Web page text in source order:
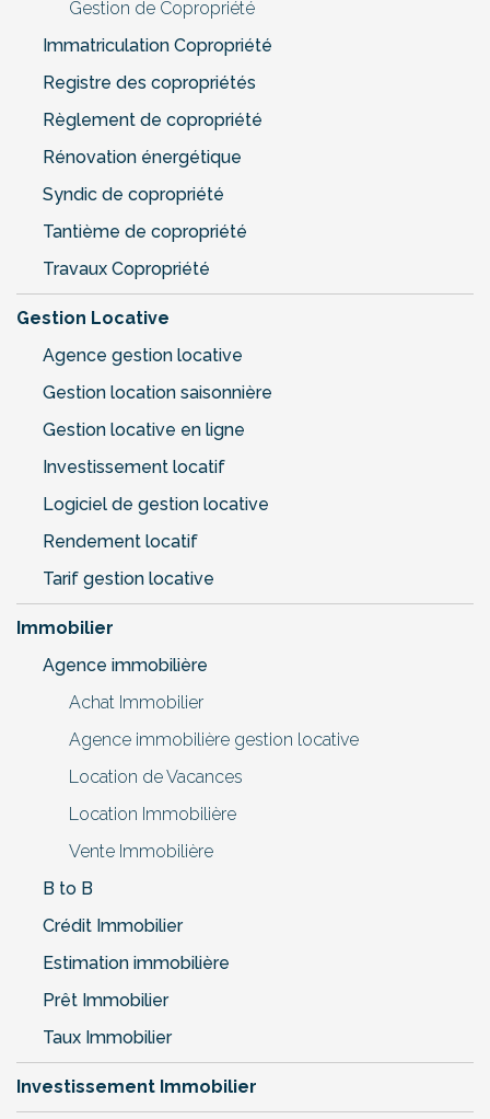
Gestion de Copropriété
Immatriculation Copropriété
Registre des copropriétés
Règlement de copropriété
Rénovation énergétique
Syndic de copropriété
Tantième de copropriété
Travaux Copropriété
Gestion Locative
Agence gestion locative
Gestion location saisonnière
Gestion locative en ligne
Investissement locatif
Logiciel de gestion locative
Rendement locatif
Tarif gestion locative
Immobilier
Agence immobilière
Achat Immobilier
Agence immobilière gestion locative
Location de Vacances
Location Immobilière
Vente Immobilière
B to B
Crédit Immobilier
Estimation immobilière
Prêt Immobilier
Taux Immobilier
Investissement Immobilier